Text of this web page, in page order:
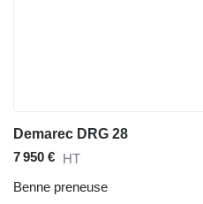
Demarec DRG 28
7 950 € HT
Benne preneuse